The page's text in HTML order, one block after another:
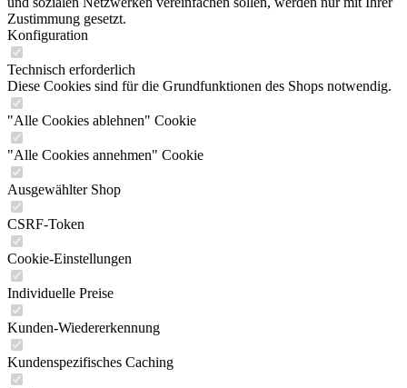
Zustimmung gesetzt.
Konfiguration
Technisch erforderlich
Diese Cookies sind für die Grundfunktionen des Shops notwendig.
"Alle Cookies ablehnen" Cookie
"Alle Cookies annehmen" Cookie
Ausgewählter Shop
CSRF-Token
Cookie-Einstellungen
Individuelle Preise
Kunden-Wiedererkennung
Kundenspezifisches Caching